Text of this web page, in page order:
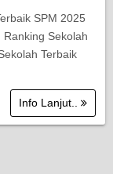
SPM 2025
Ranking Sekolah
Terbaik
Info Lanjut..